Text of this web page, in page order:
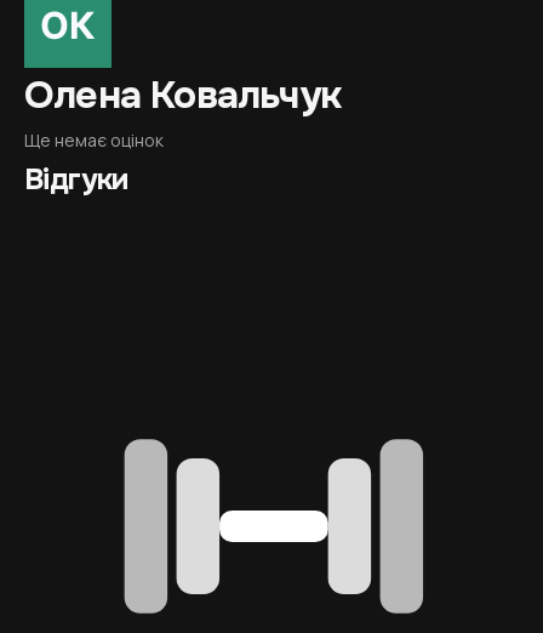
Олена Ковальчук
Ще немає оцінок
Відгуки